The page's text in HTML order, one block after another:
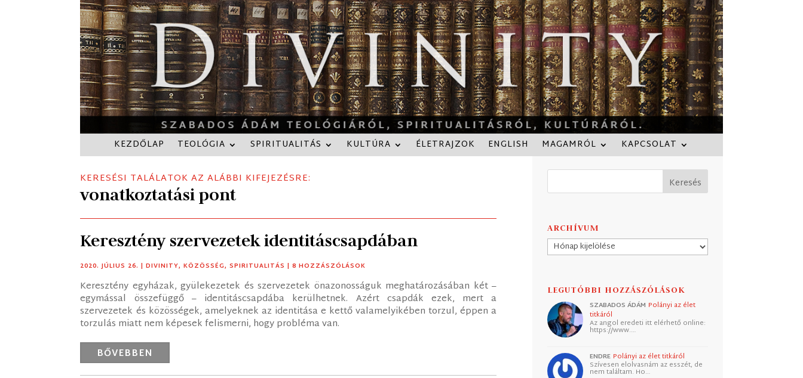
KEZDŐLAP TEOLÓGIA SPIRITUALITÁS KULTÚRA ÉLETRAJZOK ENGLISH MAGAMRÓL KAPCSOLAT
KERESÉSI TALÁLATOK AZ ALÁBBI KIFEJEZÉSRE:
vonatkoztatási pont
Keresztény szervezetek identitáscsapdában
2020. JÚLIUS 26. |DIVINITY,KÖZÖSSÉG,SPIRITUALITÁS | 8 HOZZÁSZÓLÁSOK
Keresztény egyházak, gyülekezetek és szervezetek önazonosságuk meghatározásában két –
egymással összefüggő – identitáscsapdába kerülhetnek. Azért csapdák ezek, mert a
szervezetek és közösségek, amelyeknek az identitása e kettő valamelyikében torzul, éppen a
torzulás miatt nem képesek felismerni, hogy probléma van.
BŐVEBBEN
ARCHÍVUM
Archívum
LEGUTÓBBI HOZZÁSZÓLÁSOK
SZABADOS ÁDÁM Polányi az élet
titkáról
Az angol eredeti itt elérhető online:
https://www.…
ENDRE Polányi az élet titkáról
Szívesen elolvasnám az esszét, de
nem találtam. Ho…